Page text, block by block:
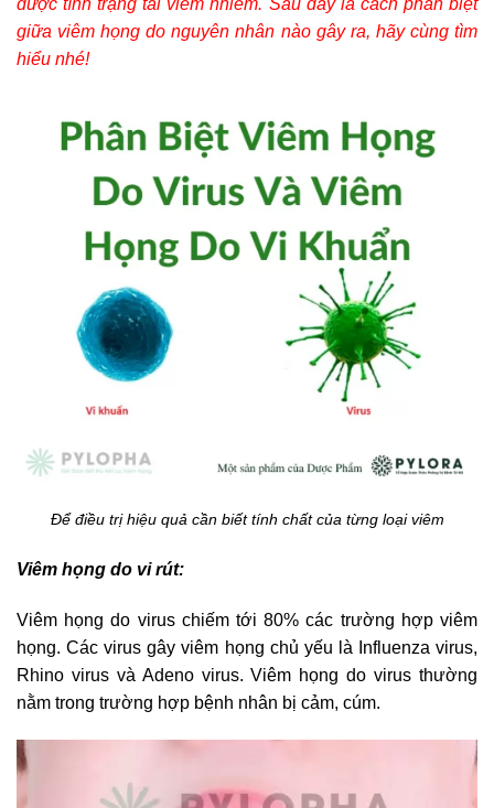
giữa viêm họng do nguyên nhân nào gây ra, hãy cùng tìm
hiểu nhé!
Để điều trị hiệu quả cần biết tính chất của từng loại viêm
Viêm họng do vi rút:
Viêm họng do virus chiếm tới 80% các trường hợp viêm
họng. Các virus gây viêm họng chủ yếu là Influenza virus,
Rhino virus và Adeno virus. Viêm họng do virus thường
nằm trong trường hợp bệnh nhân bị cảm, cúm.